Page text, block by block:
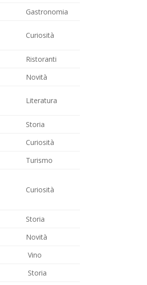
Gastronomia
Curiosità
Ristoranti
Novità
Literatura
Storia
Curiosità
Turismo
Curiosità
Storia
Novità
Vino
Storia